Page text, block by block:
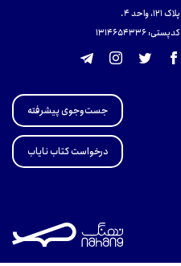
پلاک 121، واحد ۴.
کدپستی: 131465433۶
جست‌وجوی پیشرفته
درخواست کتاب نایاب